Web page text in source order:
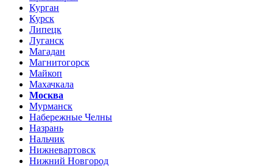
Курган
Курск
Липецк
Луганск
Магадан
Магнитогорск
Майкоп
Махачкала
Москва
Мурманск
Набережные Челны
Назрань
Нальчик
Нижневартовск
Нижний Новгород